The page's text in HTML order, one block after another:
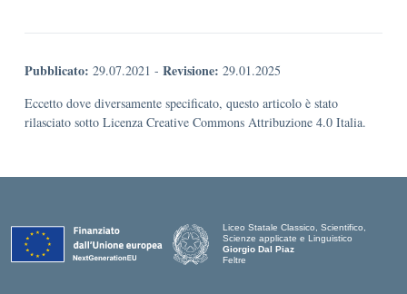
Pubblicato: 29.07.2021 - Revisione: 29.01.2025
Eccetto dove diversamente specificato, questo articolo è stato
rilasciato sotto Licenza Creative Commons Attribuzione 4.0 Italia.
Liceo Statale Classico, Scientifico,
Scienze applicate e Linguistico
Giorgio Dal Piaz
Feltre